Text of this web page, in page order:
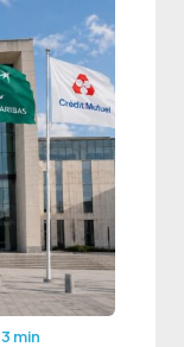
3 min